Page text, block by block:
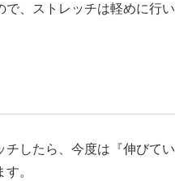
、ストレッチは軽めに行い
したら、今度は『伸びてい
。